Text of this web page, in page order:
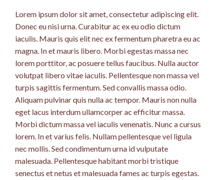
Lorem ipsum dolor sit amet, consectetur adipiscing elit.
Donec eu nisi urna. Curabitur ac ex eu odio dictum
iaculis. Mauris quis elit nec ex fermentum pharetra eu ac
magna. In et mauris libero. Morbi egestas massa nec
lorem porttitor, ac posuere tellus faucibus. Nulla auctor
volutpat libero vitae iaculis. Pellentesque non massa vel
turpis sagittis fermentum. Sed convallis massa odio.
Aliquam pulvinar quis nulla ac tempor. Mauris non nulla
eget lacus interdum ullamcorper ac efficitur massa.
Morbi dictum massa vel iaculis venenatis. Nunc a cursus
lorem. In et varius felis. Nullam pellentesque vel ligula
nec mollis. Sed condimentum urna id vulputate
malesuada. Pellentesque habitant morbi tristique
senectus et netus et malesuada fames ac turpis egestas.